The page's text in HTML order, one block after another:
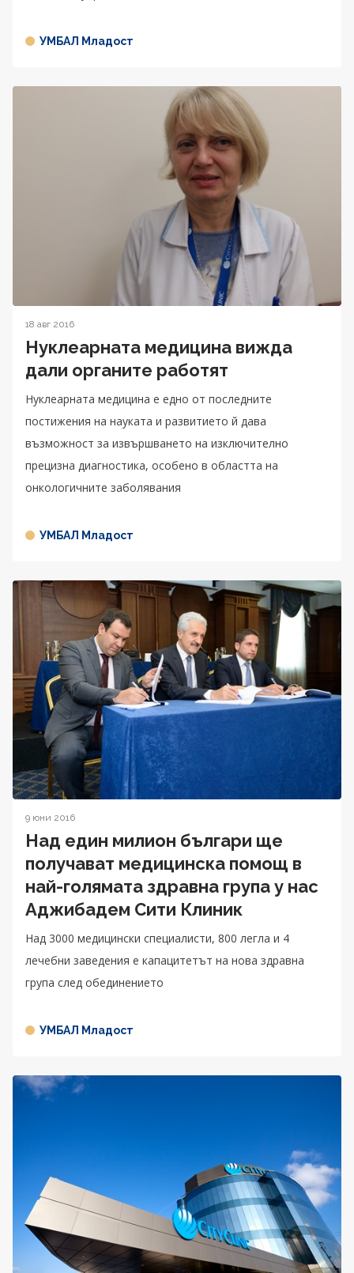
УМБАЛ Младост
18 авг 2016
Нуклеарната медицина вижда
дали органите работят
Нуклеарната медицина е едно от последните
постижения на науката и развитието й дава
възможност за извършването на изключително
прецизна диагностика, особено в областта на
онкологичните заболявания
УМБАЛ Младост
9 юни 2016
Над един милион българи ще
получават медицинска помощ в
най-голямата здравна група у нас
Аджибадем Сити Клиник
Над 3000 медицински специалисти, 800 легла и 4
лечебни заведения е капацитетът на нова здравна
група след обединението
УМБАЛ Младост